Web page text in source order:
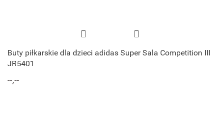
Buty piłkarskie dla dzieci adidas Super Sala Competition III
JR5401
--,--